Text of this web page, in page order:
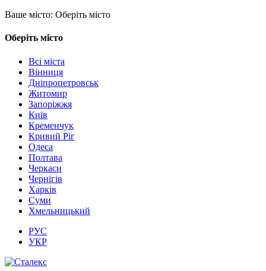
Ваше місто: Оберіть місто
Оберіть місто
Всі міста
Вінниця
Дніпропетровськ
Житомир
Запоріжжя
Київ
Кременчук
Кривий Ріг
Одеса
Полтава
Черкаси
Чернігів
Харків
Суми
Хмельницький
РУС
УКР